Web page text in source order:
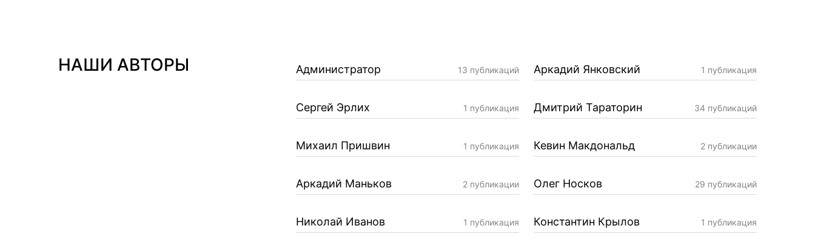
НАШИ АВТОРЫ Администратор 13 публикаций Аркадий Янковский 1 публикация
Сергей Эрлих 1 публикация Дмитрий Тараторин 34 публикаций
Михаил Пришвин 1 публикация Кевин Макдональд 2 публикации
Аркадий Маньков 2 публикации Олег Носков 29 публикаций
Николай Иванов 1 публикация Константин Крылов 1 публикация